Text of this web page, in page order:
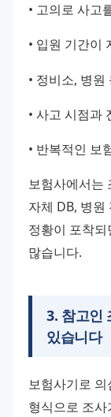
• 고의로 사고
• 입원 기간이
• 정비소, 병
• 사고 시점과
• 반복적인 보
보험사에서는
자체 DB, 병원
정황이 포착
많습니다.
3. 참고인
있습니다
보험사기로 의
형식으로 조